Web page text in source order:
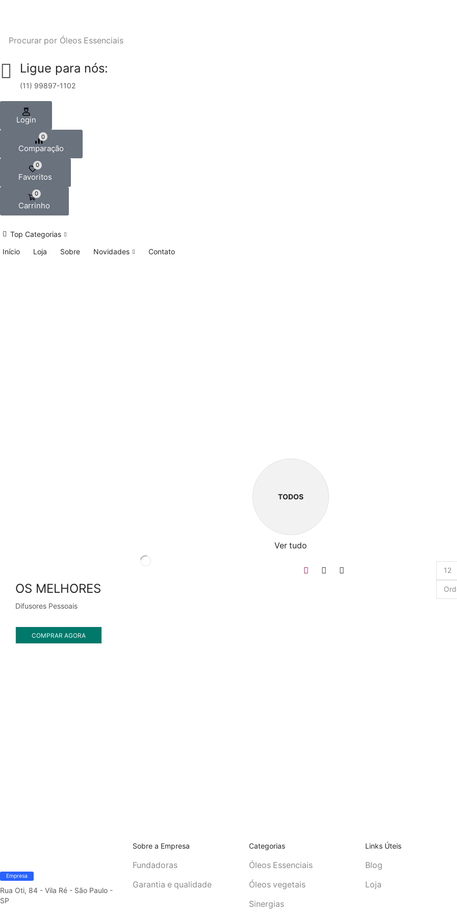
Procurar por Óleos Essenciais
Ligue para nós:
(11) 99897-1102
Login
0
Comparação
0
Favoritos
0
Carrinho
Top Categorias
Início
Loja Sobre Novidades Contato
TODOS
Ver tudo
OS MELHORES
Difusores Pessoais
COMPRAR AGORA
Empresa
Rua Oti, 84 - Vila Ré - São Paulo -
SP
Sobre a Empresa
Fundadoras
Garantia e qualidade
Categorias
Óleos Essenciais
Óleos vegetais
Sinergias
Links Úteis
Blog
Loja